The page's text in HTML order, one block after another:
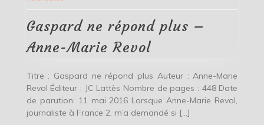
Anne-
Marie
Gaspard ne répond plus –
Anne-Marie Revol
Titre : Gaspard ne répond plus Auteur : Anne-Marie
Revol Éditeur : JC Lattès Nombre de pages : 448 Date
de parution: 11 mai 2016 Lorsque Anne-Marie Revol,
journaliste à France 2, m’a demandé si […]